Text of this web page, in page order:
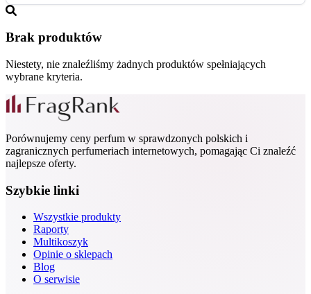
Brak produktów
Niestety, nie znaleźliśmy żadnych produktów spełniających
wybrane kryteria.
Porównujemy ceny perfum w sprawdzonych polskich i
zagranicznych perfumeriach internetowych, pomagając Ci znaleźć
najlepsze oferty.
Szybkie linki
Wszystkie produkty
Raporty
Multikoszyk
Opinie o sklepach
Blog
O serwisie